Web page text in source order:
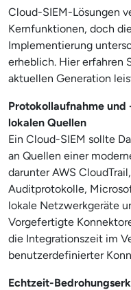
Cloud-SIEM-Lösungen
Kernfunktionen, doch
Implementierung
erheblich. Hier erfahren
aktuellen Generation
Protokollaufnahme und
lokalen Quellen
Ein Cloud-SIEM sollte
an Quellen einer
darunter AWS
Auditprotokolle,
lokale Netzwerkgeräte
Vorgefertigte
die Integrationszeit im
benutzerdefinierter
Echtzeit-